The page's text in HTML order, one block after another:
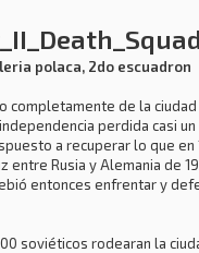
polaca, 2do escuadron
completamente de la
perdida casi
a recuperar lo que en
Rusia y Alemania de
entonces enfrentar y
soviéticos rodearan la